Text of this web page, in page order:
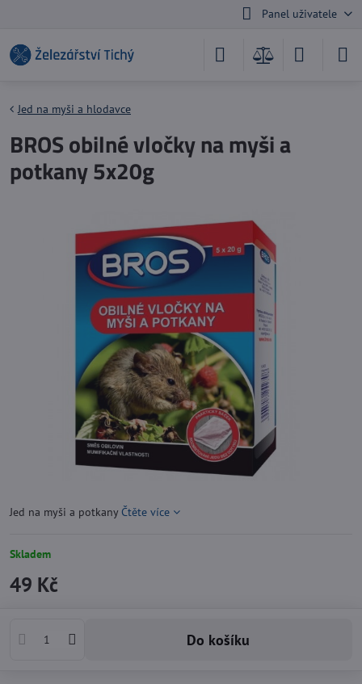
Panel uživatele
Jed na myši a hlodavce
BROS obilné vločky na myši a
potkany 5x20g
Jed na myši a potkany Čtěte více
Skladem
49 Kč
Do košíku